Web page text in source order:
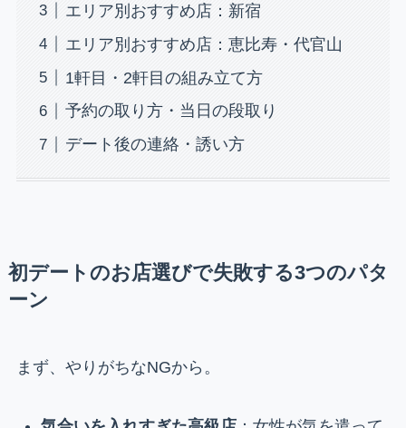
エリア別おすすめ店：新宿
エリア別おすすめ店：恵比寿・代官山
1軒目・2軒目の組み立て方
予約の取り方・当日の段取り
デート後の連絡・誘い方
初デートのお店選びで失敗する3つのパタ
ーン
まず、やりがちなNGから。